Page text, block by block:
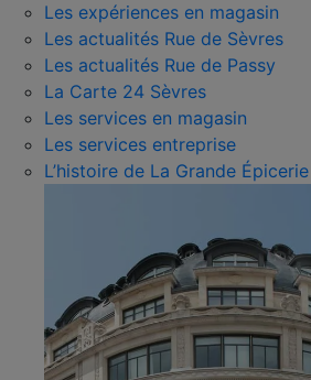
Les expériences en magasin
Les actualités Rue de Sèvres
Les actualités Rue de Passy
La Carte 24 Sèvres
Les services en magasin
Les services entreprise
L’histoire de La Grande